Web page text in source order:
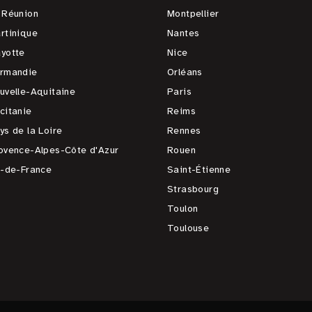
Aquitaine
de la Loire
Alpes-Côte d'Azur
de-France
Montpellier
Nantes
Nice
Orléans
Paris
Reims
Rennes
Rouen
Saint-Étienne
Strasbourg
Toulon
Toulouse